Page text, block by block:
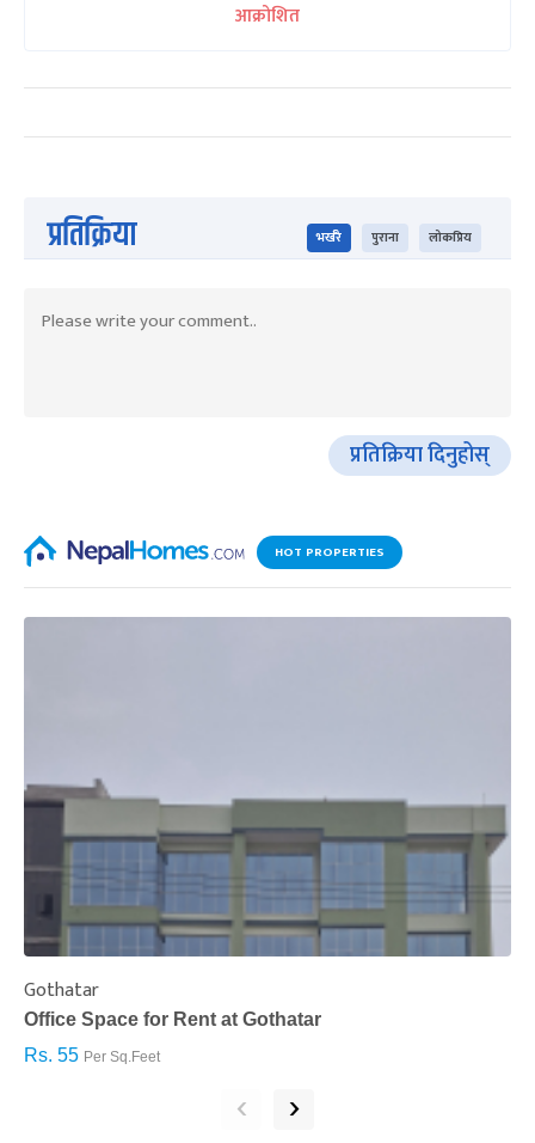
आक्रोशित
प्रतिक्रिया भर्खरै पुराना लोकप्रिय
प्रतिक्रिया दिनुहोस्
HOT PROPERTIES
Gothatar
Office Space for Rent at Gothatar
Rs. 55 Per Sq.Feet
‹ ›